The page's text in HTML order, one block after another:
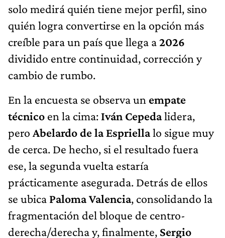
solo medirá quién tiene mejor perfil, sino
quién logra convertirse en la opción más
creíble para un país que llega a2026
dividido entre continuidad, corrección y
cambio de rumbo.
En la encuesta se observa un empate
técnico en la cima: Iván Cepedalidera,
pero Abelardo de la Espriellalo sigue muy
de cerca. De hecho, si el resultado fuera
ese, la segunda vuelta estaría
prácticamente asegurada. Detrás de ellos
se ubica Paloma Valencia, consolidando la
fragmentación del bloque de centro-
derecha/derecha y, finalmente, Sergio